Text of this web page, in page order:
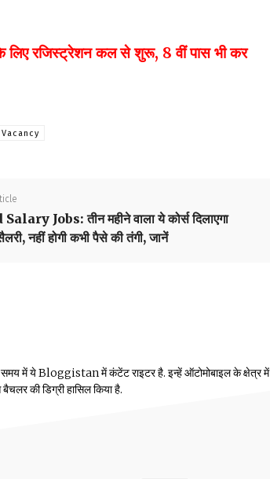
रजिस्ट्रेशन कल से शुरू, 8 वीं पास भी कर
Jobs: तीन महीने वाला ये कोर्स दिलाएगा
नहीं होगी कभी पैसे की तंगी, जानें
समय में ये Bloggistan में कंटेंट राइटर है. इन्हें ऑटोमोबाइल के क्षेत्र में
बैचलर की डिग्री हासिल किया है.